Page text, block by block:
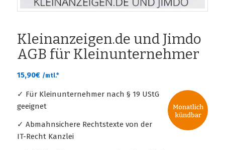
Kleinanzeigen.de und Jimdo
AGB für Kleinunternehmer
15,90€ /mtl.*
✓ Für Kleinunternehmer nach § 19 UStG
geeignet
✓ Abmahnsichere Rechtstexte von der
IT-Recht Kanzlei